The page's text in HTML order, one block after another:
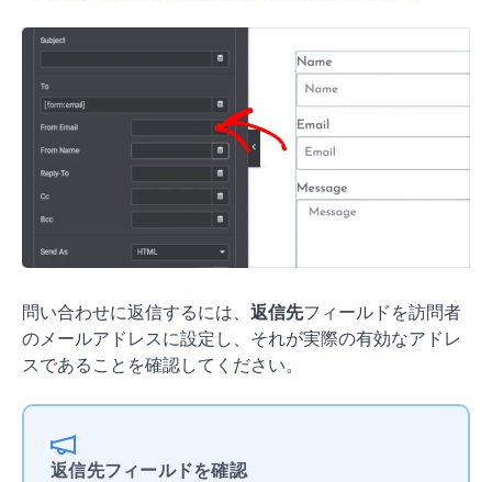
問い合わせに返信するには、 返信先フィールドを訪問者
のメールアドレスに設定し、それが実際の有効なアドレ
スであることを確認してください。
返信先フィールドを確認